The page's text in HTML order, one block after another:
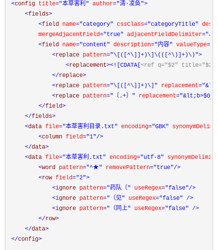
<config title="本草害利" author="清·凌奂">
<fields>
<field name="category" cssClass="categoryTitle"
        mergeAdjacentField
="true" adjacentFieldDelimiter="、"
<field name="content" description="内容" valueType="
<replace pattern="\[([^\]]+)\]\(([^\)]+)\)">
<replacement><![CDATA[ <ref q="$2"
</replace>
<replace pattern="\[([^\]]+)\]" replacement
<replace pattern="〔.+〕" replacement
</field>
</fields>
<data file="本草害利目录.txt" encoding="GBK"
<column field="1"/>
</data>
<data file="本草害利.txt" encoding="utf-8"
<word pattern="^★" removePattern="true"/>
<row field="2">
<ignore pattern="药队〔" useRegex="false"/>
<ignore pattern="（见" useRegex="false" />
<ignore pattern="（同上" useRegex="false" />
</row>
</data>
</config>